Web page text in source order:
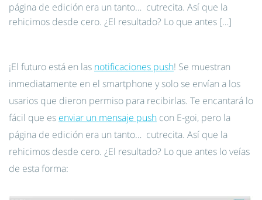
página de edición era un tanto… cutrecita. Así que la
rehicimos desde cero. ¿El resultado? Lo que antes […]
¡El futuro está en las notificaciones push! Se muestran
inmediatamente en el smartphone y solo se envían a los
usarios que dieron permiso para recibirlas. Te encantará lo
fácil que es enviar un mensaje push con E-goi, pero la
página de edición era un tanto… cutrecita. Así que la
rehicimos desde cero. ¿El resultado? Lo que antes lo veías
de esta forma: